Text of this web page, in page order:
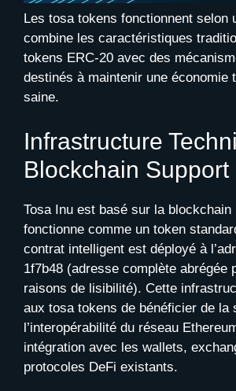
Les tosa tokens fonctionnent selon
combine les caractéristiques
tokens ERC-20 avec des
destinés à maintenir une économie
saine.
Infrastructure
Blockchain Support
Tosa Inu est basé sur la blockchain
fonctionne comme un token
contrat intelligent est déployé à
1f7b48 (adresse complète abrégée
raisons de lisibilité). Cette
aux tosa tokens de bénéficier de la
l’interopérabilité du réseau
intégration avec les wallets,
protocoles DeFi existants.